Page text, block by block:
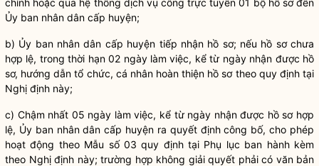
chính hoặc qua hệ thống dịch vụ công trực tuyến 01 bộ hồ sơ đến
Ủy ban nhân dân cấp huyện;
b) Ủy ban nhân dân cấp huyện tiếp nhận hồ sơ; nếu hồ sơ chưa
hợp lệ, trong thời hạn 02 ngày làm việc, kể từ ngày nhận được hồ
sơ, hướng dẫn tổ chức, cá nhân hoàn thiện hồ sơ theo quy định tại
Nghị định này;
c) Chậm nhất 05 ngày làm việc, kể từ ngày nhận được hồ sơ hợp
lệ, Ủy ban nhân dân cấp huyện ra quyết định công bố, cho phép
hoạt động theo Mẫu số 03 quy định tại Phụ lục ban hành kèm
theo Nghị định này; trường hợp không giải quyết phải có văn bản